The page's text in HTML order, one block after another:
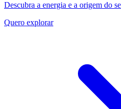
Descubra a energia e a origem do
Quero explorar